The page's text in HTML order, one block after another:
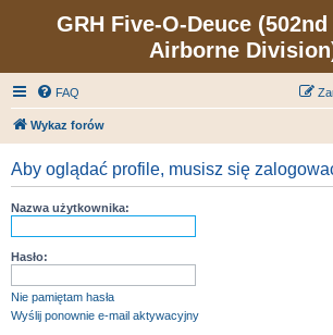
GRH Five-O-Deuce
Airborne
FAQ
Wykaz forów
Aby oglądać profile, musisz się
Nazwa użytkownika:
Hasło:
Nie pamiętam hasła
Wyślij ponownie e-mail aktywacyjny